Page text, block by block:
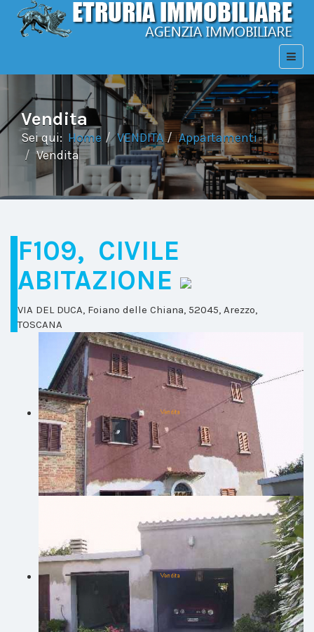
Vendita
Sei qui: Home VENDITA
Appartamenti
Vendita
F109, CIVILE
ABITAZIONE
VIA DEL DUCA, Foiano delle Chiana, 52045, Arezzo,
TOSCANA